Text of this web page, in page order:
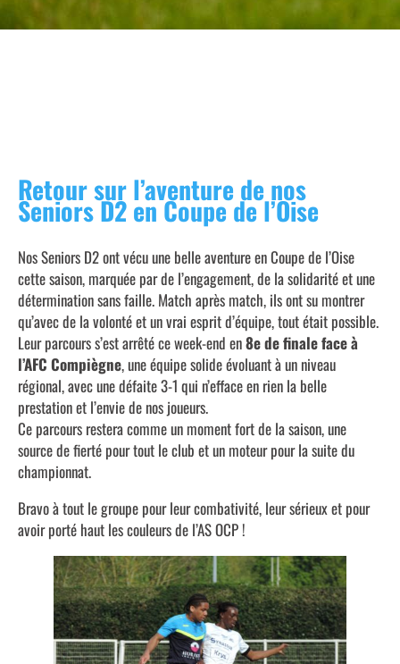
Retour sur l’aventure de nos
Seniors D2 en Coupe de l’Oise
Nos Seniors D2 ont vécu une belle aventure en Coupe de l’Oise
cette saison, marquée par de l’engagement, de la solidarité et une
détermination sans faille. Match après match, ils ont su montrer
qu’avec de la volonté et un vrai esprit d’équipe, tout était possible.
Leur parcours s’est arrêté ce week-end en8e de finale face à
l’AFC Compiègne, une équipe solide évoluant à un niveau
régional, avec une défaite 3-1 qui n’efface en rien la belle
prestation et l’envie de nos joueurs.
Ce parcours restera comme un moment fort de la saison, une
source de fierté pour tout le club et un moteur pour la suite du
championnat.
Bravo à tout le groupe pour leur combativité, leur sérieux et pour
avoir porté haut les couleurs de l’AS OCP !